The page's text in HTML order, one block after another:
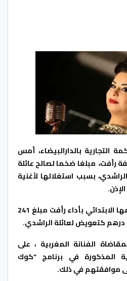
التجارية بالدارالبيضاء، أمس
رأفت، مبلغا ضخما لصالح عائلة
بسبب استغلالها لأغنية
وقضت المحكمة في حكمها الابتدائي بأداء رأفت مبلغ 241
الفنانة المغربية ، على
المذكورة في برنامج “كوك
موافقتهم في ذلك.